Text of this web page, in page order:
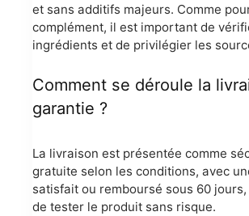
et sans additifs majeurs. Comme
complément, il est important de
ingrédients et de privilégier les
Comment se déroule la
garantie ?
La livraison est présentée comme
gratuite selon les conditions, avec
satisfait ou remboursé sous 60
de tester le produit sans risque.